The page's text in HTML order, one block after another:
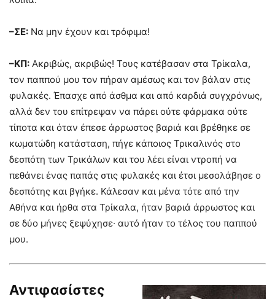
–ΣΕ: Να μην έχουν και τρόφιμα!
–ΚΠ: Ακριβώς, ακριβώς! Τους κατέβασαν στα Τρίκαλα,
τον παππού μου τον πήραν αμέσως και τον βάλαν στις
φυλακές. Έπασχε από άσθμα και από καρδιά συγχρόνως,
αλλά δεν του επίτρεψαν να πάρει ούτε φάρμακα ούτε
τίποτα και όταν έπεσε άρρωστος βαριά και βρέθηκε σε
κωματώδη κατάσταση, πήγε κάποιος Τρικαλινός στο
δεσπότη των Τρικάλων και του λέει είναι ντροπή να
πεθάνει ένας παπάς στις φυλακές και έτσι μεσολάβησε ο
δεσπότης και βγήκε. Κάλεσαν και μένα τότε από την
Αθήνα και ήρθα στα Τρίκαλα, ήταν βαριά άρρωστος και
σε δύο μήνες ξεψύχησε∙ αυτό ήταν το τέλος του παππού
μου.
Αντιφασίστες